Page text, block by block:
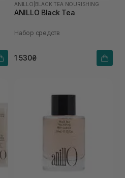
ANILLO BLACK TEA NOURISHING
ANILLO Black Tea
Набор средств
1 530₴